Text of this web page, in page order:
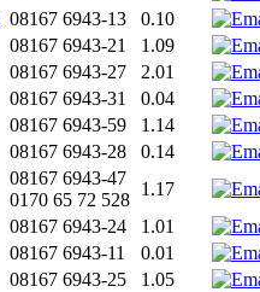
08167 6943-13 0.10
08167 6943-21 1.09
08167 6943-27 2.01
08167 6943-31 0.04
08167 6943-59 1.14
08167 6943-28 0.14
08167 6943-47
0170 65 72 528
1.17
08167 6943-24 1.01
08167 6943-11 0.01
08167 6943-25 1.05